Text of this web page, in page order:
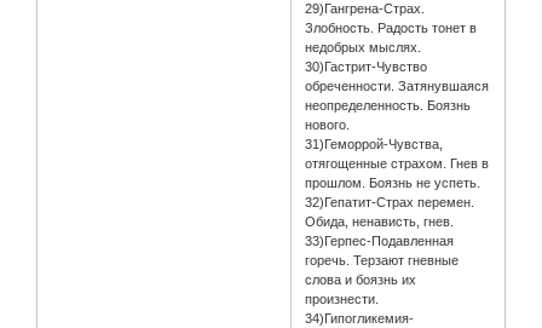
29)Гангрена-Страх.
Злобность. Радость тонет в
недобрых мыслях.
30)Гастрит-Чувство
обреченности. Затянувшаяся
неопределенность. Боязнь
нового.
31)Геморрой-Чувства,
отягощенные страхом. Гнев в
прошлом. Боязнь не успеть.
32)Гепатит-Страх перемен.
Обида, ненависть, гнев.
33)Герпес-Подавленная
горечь. Терзают гневные
слова и боязнь их
произнести.
34)Гипогликемия-